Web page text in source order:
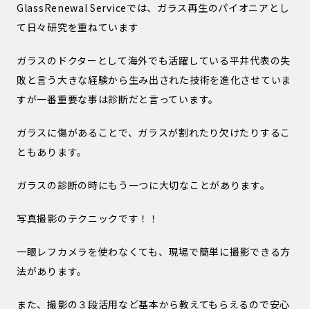
GlassRenewal Serviceでは、ガラス再生のパイオニアとし
て日々研究を重ねています
ガラスのドクターとして海外でも活躍している平井代表の失
敗と言う大きな経験から生み出された技術を進化させていま
すが一番重要な事は診断だと言っています。
ガラスに傷があることで、ガラスが割れたり欠けたりするこ
ともあります。
ガラスの診断の時にもう一つに大切なことがあります。
写真撮影のテクニックです！！
一眼レフカメラを使わなくても、現場で簡単に撮影できる方
法があります。
また、撮影の３段活用など基本から教えてもらえるので安心